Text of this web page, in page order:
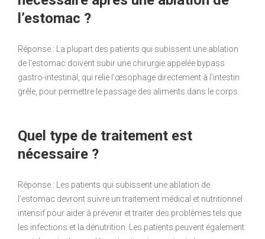
l’estomac ?
Réponse : La plupart des patients qui subissent une ablation
de l’estomac doivent subir une chirurgie appelée bypass
gastro-intestinal, qui relie l’œsophage directement à l’intestin
grêle, pour permettre le passage des aliments dans le corps.
Quel type de traitement est
nécessaire ?
Réponse : Les patients qui subissent une ablation de
l’estomac devront suivre un traitement médical et nutritionnel
intensif pour aider à prévenir et traiter des problèmes tels que
les infections et la dénutrition. Les patients peuvent également